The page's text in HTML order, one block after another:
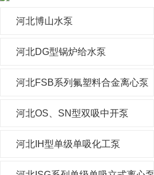
河北博山水泵
河北DG型锅炉给水泵
河北FSB系列氟塑料合金离心泵
河北OS、SN型双吸中开泵
河北IH型单级单吸化工泵